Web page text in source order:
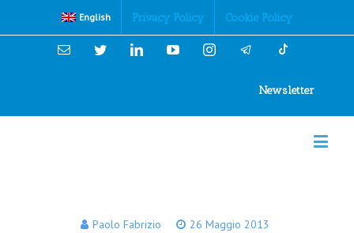
English Privacy Policy Cookie Policy
Email TwitterLinkedinYouTubeInstagram
Newsletter
Paolo Fabrizio
26 Maggio 2013
Cookies Policy